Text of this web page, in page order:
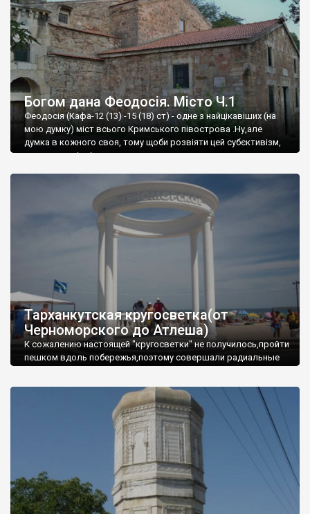
Богом дана Феодосія. Місто Ч.1
Феодосія (Кафа-12 (13) -15 (18) ст) - одне з найцікавіших (на
мою думку) міст всього Кримського півострова .Ну,але
думка в кожного своя, тому щоби розвіяти цей субєктивізм,
запрошую відвідати це
Тарханкутская кругосветка(от
Черноморского до Атлеша)
К сожалению настоящей "кругосветки" не получилось,пройти
пешком вдоль побережья,поэтому совершали радиальные